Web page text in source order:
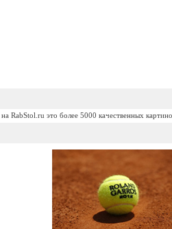
RabStol.ru это более 5000 качественных